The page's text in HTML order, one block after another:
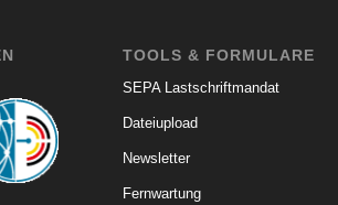
TOOLS & FORMULARE
SEPA Lastschriftmandat
Dateiupload
Newsletter
Fernwartung